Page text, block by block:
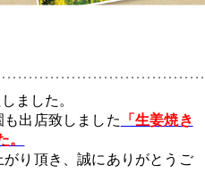
ました。
出店致しました 「生姜焼き
り頂き、誠にありがとうご